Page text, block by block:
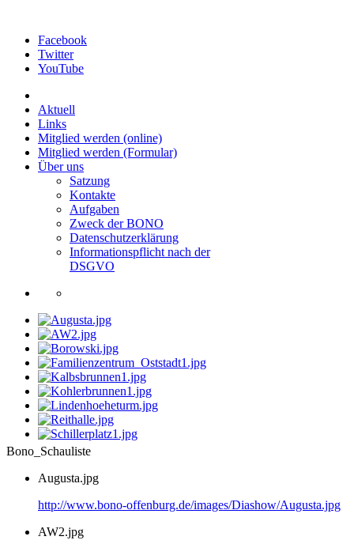
Facebook
Twitter
YouTube
Aktuell
Links
Mitglied werden (online)
Mitglied werden (Formular)
Über uns
Satzung
Kontakte
Aufgaben
Zweck der BONO
Datenschutzerklärung
Informationspflicht nach der
DSGVO
Bono_Schauliste
Augusta.jpg
http://www.bono-offenburg.de/images/Diashow/Augusta.jpg
AW2.jpg